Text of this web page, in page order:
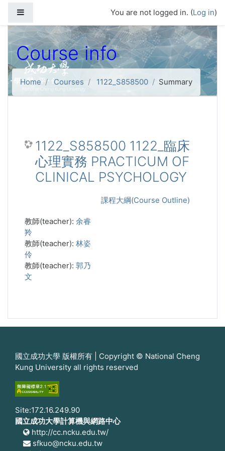
You are not logged in. (Log in)
Course info
Home Courses 1122_S858500 Summary
1122_S858500 1122_臨床
心理實務 PRACTICUM OF
CLINICAL PSYCHOLOGY
課程大綱(Course Outline)
教師(teacher): 余睿
羚
教師(teacher): 林姿
伶
教師(teacher): 郭乃
文
國立成功大學 版權所有 | Copyright © National Cheng
Kung University all rights reserved
Site:172.16.249.90
國立成功大學計算機與網路中心
http://cc.ncku.edu.tw/
sfkuo@ncku.edu.tw